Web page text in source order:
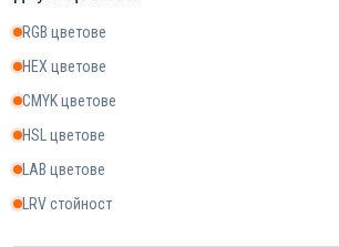
RGB цветове
HEX цветове
CMYK цветове
HSL цветове
LAB цветове
LRV стойност